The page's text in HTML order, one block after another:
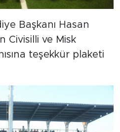
Başkanı Hasan
Civisilli ve Misk
teşekkür plaketi